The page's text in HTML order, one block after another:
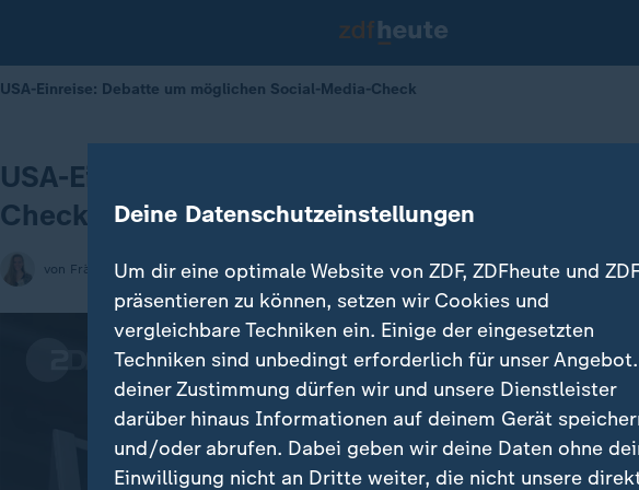
USA-Einreise: Debatte um möglichen Social-Media-Check
USA-Einreise: Debatte um möglichen Social-
Check
von Fränzi Meyer 11.01.2026
Deine Datenschutzeinstellungen
Um dir eine optimale Website von ZDF, ZDFheute und
präsentieren zu können, setzen wir Cookies und
vergleichbare Techniken ein. Einige der eingesetzten
Techniken sind unbedingt erforderlich für unser
deiner Zustimmung dürfen wir und unsere Dienstleister
darüber hinaus Informationen auf deinem Gerät
und/oder abrufen. Dabei geben wir deine Daten ohne
Einwilligung nicht an Dritte weiter, die nicht unsere